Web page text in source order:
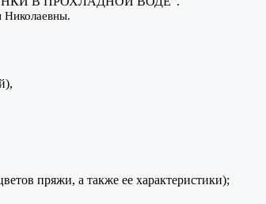
Николаевны.
пряжи, а также ее характеристики);